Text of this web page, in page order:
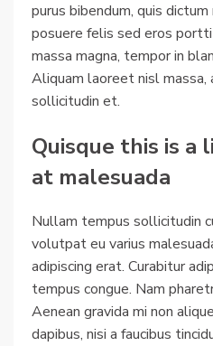
purus bibendum, quis
posuere felis sed eros
massa magna, tempor in
Aliquam laoreet nisl massa,
sollicitudin et.
Quisque this is a
at malesuada
Nullam tempus sollicitudin
volutpat eu varius
adipiscing erat. Curabitur
tempus congue. Nam
Aenean gravida mi non
dapibus, nisi a faucibus